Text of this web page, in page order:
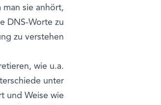
man sie anhört,
DNS-Worte zu
zu verstehen."
wie u.a.
unter
und Weise wie